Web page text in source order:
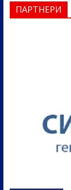
ПАРТНЕРИ